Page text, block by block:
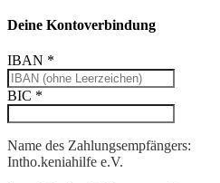
Deine Kontoverbindung
IBAN *
BIC *
Name des Zahlungsempfängers:
Intho.keniahilfe e.V.